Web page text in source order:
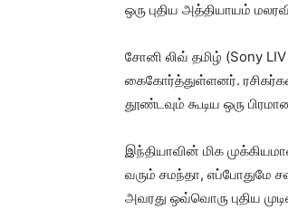
ஒரு புதிய அத்தியாயம்
சோனி லிவ் தமிழ் (Sony
கைகோர்த்துள்ளனர்.
தூண்டவும் கூடிய ஒரு
இந்தியாவின் மிக
வரும் சமந்தா, எப்போதுமே
அவரது ஒவ்வொரு புதிய